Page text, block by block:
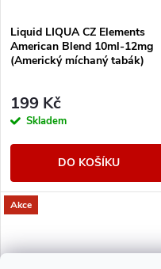
Liquid LIQUA CZ Elements
American Blend 10ml-12mg
(Americký míchaný tabák)
199 Kč
Skladem
DO KOŠÍKU
Akce